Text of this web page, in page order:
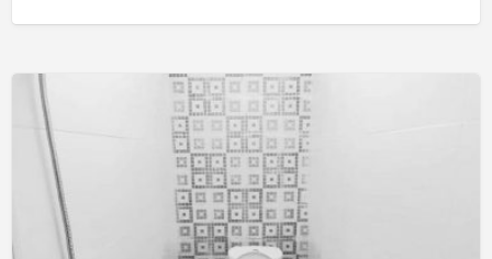
Kost
exclusive
khusus
wanita
atau